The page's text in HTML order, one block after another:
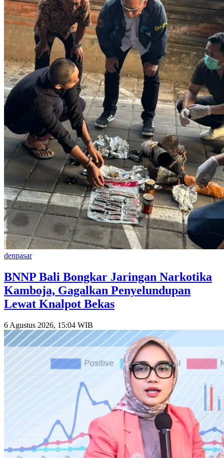
denpasar
BNNP Bali Bongkar Jaringan Narkotika
Kamboja, Gagalkan Penyelundupan
Lewat Knalpot Bekas
6 Agustus 2026, 15:04 WIB